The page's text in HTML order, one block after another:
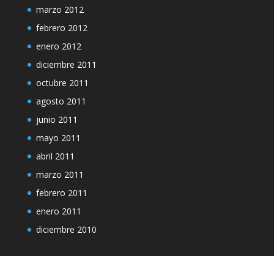
marzo 2012
febrero 2012
enero 2012
diciembre 2011
octubre 2011
agosto 2011
junio 2011
mayo 2011
abril 2011
marzo 2011
febrero 2011
enero 2011
diciembre 2010